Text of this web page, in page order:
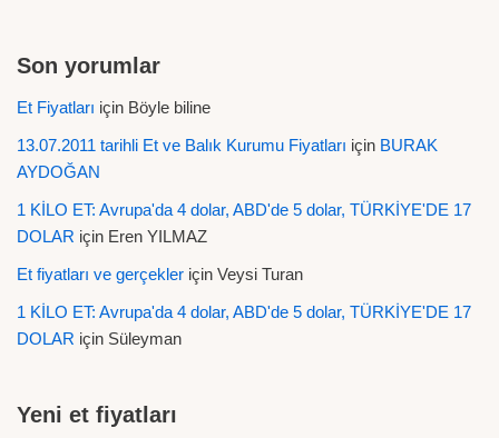
Son yorumlar
Et Fiyatları için Böyle biline
13.07.2011 tarihli Et ve Balık Kurumu Fiyatları için BURAK
AYDOĞAN
1 KİLO ET: Avrupa'da 4 dolar, ABD'de 5 dolar, TÜRKİYE'DE 17
DOLAR için Eren YILMAZ
Et fiyatları ve gerçekler için Veysi Turan
1 KİLO ET: Avrupa'da 4 dolar, ABD'de 5 dolar, TÜRKİYE'DE 17
DOLAR için Süleyman
Yeni et fiyatları